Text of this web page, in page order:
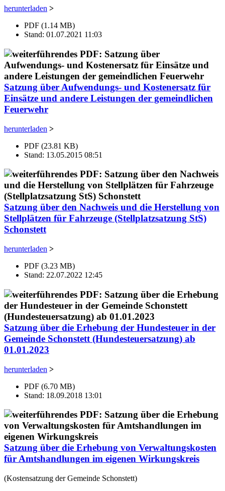
herunterladen >
PDF (1.14 MB)
Stand: 01.07.2021 11:03
Satzung über Aufwendungs- und Kostenersatz für
Einsätze und andere Leistungen der gemeindlichen
Feuerwehr
herunterladen >
PDF (23.81 KB)
Stand: 13.05.2015 08:51
Satzung über den Nachweis und die Herstellung von
Stellplätzen für Fahrzeuge (Stellplatzsatzung StS)
Schonstett
herunterladen >
PDF (3.23 MB)
Stand: 22.07.2022 12:45
Satzung über die Erhebung der Hundesteuer in der
Gemeinde Schonstett (Hundesteuersatzung) ab
01.01.2023
herunterladen >
PDF (6.70 MB)
Stand: 18.09.2018 13:01
Satzung über die Erhebung von Verwaltungskosten
für Amtshandlungen im eigenen Wirkungskreis
(Kostensatzung der Gemeinde Schonstett)